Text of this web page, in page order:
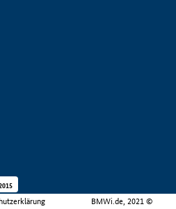
BMWi.de, 2021 ©